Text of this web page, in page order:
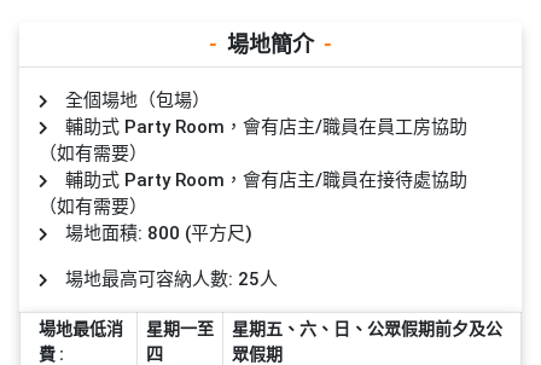
到
會
美
食
特
色
花
t
y
朋
友
聚
會
慶
祝
生
活
動
攻
略
會
員
需
交
- 場地簡介 -
全個場地（包場）
輔助式 Party Room，會有店主/職員在員工房協助
（如有需要）
輔助式 Party Room，會有店主/職員在接待處協助
（如有需要）
場地面積: 800 (平方尺)
場地最高可容納人數: 25人
場地最低消
費 :
星期一至
四
星期五、六、日、公眾假期前夕及公
眾假期